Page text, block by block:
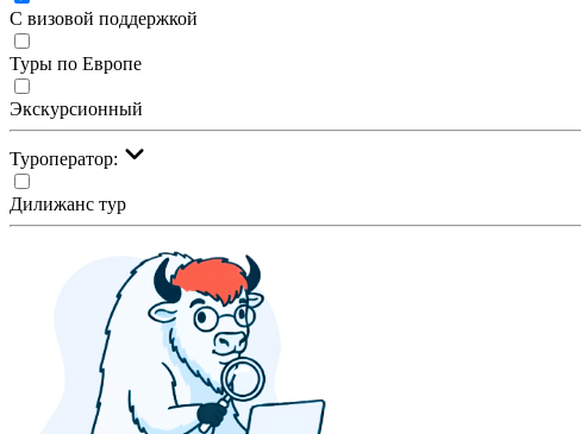
С визовой поддержкой
Туры по Европе
Экскурсионный
Туроператор:
Дилижанс тур